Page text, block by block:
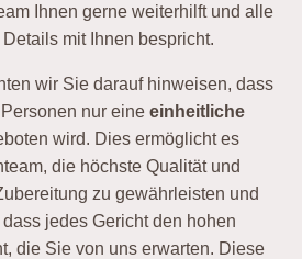
Ihnen gerne weiterhilft und alle
mit Ihnen bespricht.
wir Sie darauf hinweisen, dass
nur eine einheitliche
wird. Dies ermöglicht es
die höchste Qualität und
zu gewährleisten und
jedes Gericht den hohen
die Sie von uns erwarten. Diese